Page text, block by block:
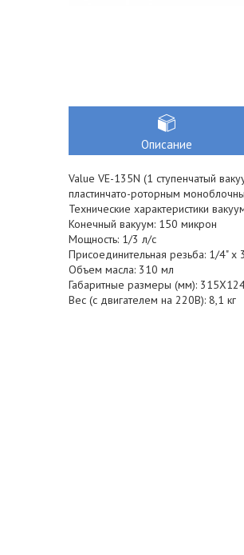
Описание
Value VE-135N (1 ступенчатый
пластинчато-роторным
Технические характеристики
Конечный вакуум: 150 микрон
Мощность: 1/3 л/с
Присоединительная резьба: 1/4" х
Объем масла: 310 мл
Габаритные размеры (мм):
Вес (с двигателем на 220В): 8,1 кг